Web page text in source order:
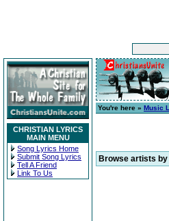
CHRISTIAN LYRICS
MAIN MENU
Song Lyrics Home
Submit Song Lyrics
Tell A Friend
Link To Us
You're here » Music
Browse artists